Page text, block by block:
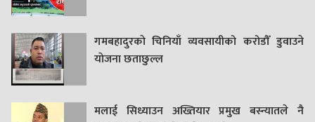
गमबहादुरकाे चिनियाँ व्यवसायीको करोडौँ डुवाउने
याेजना छताछुल्ल
मलाई सिध्याउन अख्तियार प्रमुख बस्न्यातले नै